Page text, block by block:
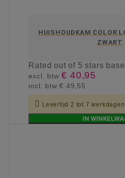
HUISHOUDKAM COLOR
ZWART
Ratedout of 5 stars
excl. btw€ 40,95
incl. btw€ 49,55
 Levertijd 2 tot 7 werkdagen
IN